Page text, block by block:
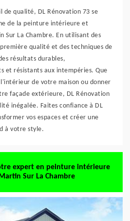
qualité, DL Rénovation 73 se
de la peinture intérieure et
Sur La Chambre. En utilisant des
qualité et des techniques de
résultats durables,
et résistants aux intempéries. Que
de votre maison ou donner
façade extérieure, DL Rénovation
inégalée. Faites confiance à DL
vos espaces et créer une
à votre style.
expert en peinture intérieure
Sur La Chambre